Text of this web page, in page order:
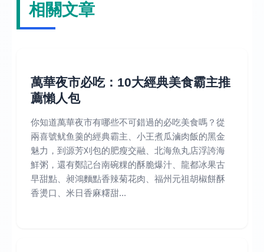
相關文章
萬華夜市必吃：10大經典美食霸主推
薦懶人包
你知道萬華夜市有哪些不可錯過的必吃美食嗎？從
兩喜號鱿鱼羹的經典霸主、小王煮瓜滷肉飯的黑金
魅力，到源芳刈包的肥瘦交融、北海魚丸店浮誇海
鮮粥，還有鄭記台南碗粿的酥脆爆汁、龍都冰果古
早甜點、昶鴻麵點香辣菊花肉、福州元祖胡椒餅酥
香燙口、米日香麻糬甜...